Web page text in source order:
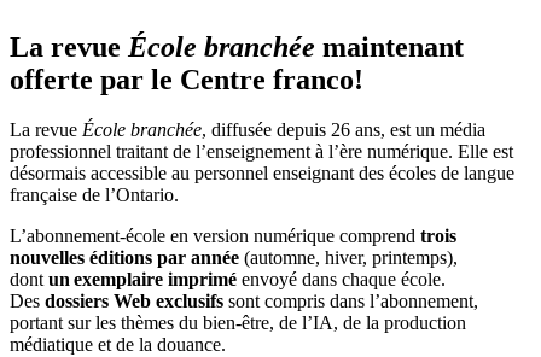
La revue École branchée maintenant
offerte par le Centre franco!
La revue École branchée, diffusée depuis 26 ans, est un média
professionnel traitant de l’enseignement à l’ère numérique. Elle est
désormais accessible au personnel enseignant des écoles de langue
française de l’Ontario.
L’abonnement-école en version numérique comprend trois
nouvelles éditions par année (automne, hiver, printemps),
dontunexemplaire imprimé envoyé dans chaque école.
Des dossiers Web exclusifs sont compris dans l’abonnement,
portant sur les thèmes du bien-être, de l’IA, de la production
médiatique et de la douance.